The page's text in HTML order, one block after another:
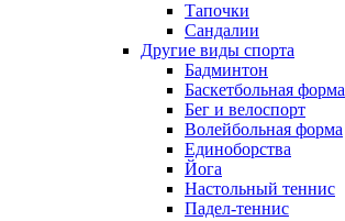
Тапочки
Сандалии
Другие виды спорта
Бадминтон
Баскетбольная форма
Бег и велоспорт
Волейбольная форма
Единоборства
Йога
Настольный теннис
Падел-теннис